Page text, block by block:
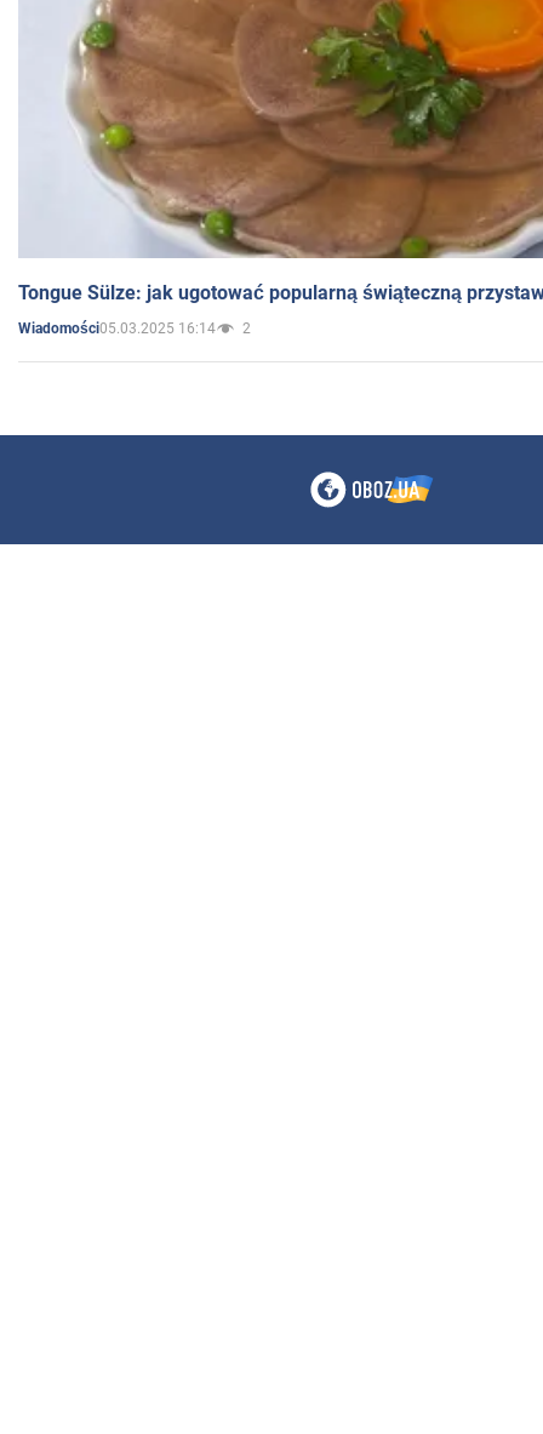
Tongue Sülze: jak ugotować popularną świąteczną
Wiadomości05.03.2025 16:14 2